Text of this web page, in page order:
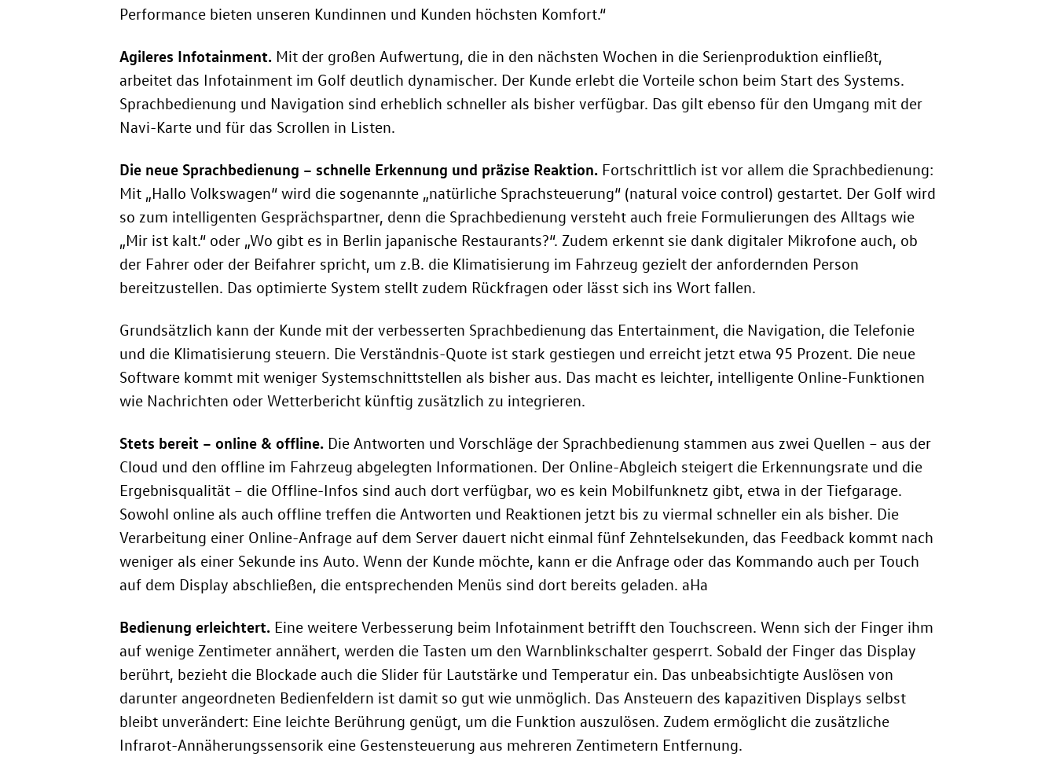
Performance bieten unseren Kundinnen und Kunden höchsten Komfort.“
Agileres Infotainment. Mit der großen Aufwertung, die in den nächsten Wochen in die Serienproduktion einfließt,
arbeitet das Infotainment im Golf deutlich dynamischer. Der Kunde erlebt die Vorteile schon beim Start des Systems.
Sprachbedienung und Navigation sind erheblich schneller als bisher verfügbar. Das gilt ebenso für den Umgang mit der
Navi-Karte und für das Scrollen in Listen.
Die neue Sprachbedienung – schnelle Erkennung und präzise Reaktion. Fortschrittlich ist vor allem die Sprachbedienung:
Mit „Hallo Volkswagen“ wird die sogenannte „natürliche Sprachsteuerung“ (natural voice control) gestartet. Der Golf wird
so zum intelligenten Gesprächspartner, denn die Sprachbedienung versteht auch freie Formulierungen des Alltags wie
„Mir ist kalt.“ oder „Wo gibt es in Berlin japanische Restaurants?“. Zudem erkennt sie dank digitaler Mikrofone auch, ob
der Fahrer oder der Beifahrer spricht, um z.B. die Klimatisierung im Fahrzeug gezielt der anfordernden Person
bereitzustellen. Das optimierte System stellt zudem Rückfragen oder lässt sich ins Wort fallen.
Grundsätzlich kann der Kunde mit der verbesserten Sprachbedienung das Entertainment, die Navigation, die Telefonie
und die Klimatisierung steuern. Die Verständnis-Quote ist stark gestiegen und erreicht jetzt etwa 95 Prozent. Die neue
Software kommt mit weniger Systemschnittstellen als bisher aus. Das macht es leichter, intelligente Online-Funktionen
wie Nachrichten oder Wetterbericht künftig zusätzlich zu integrieren.
Stets bereit – online & offline. Die Antworten und Vorschläge der Sprachbedienung stammen aus zwei Quellen – aus der
Cloud und den offline im Fahrzeug abgelegten Informationen. Der Online-Abgleich steigert die Erkennungsrate und die
Ergebnisqualität – die Offline-Infos sind auch dort verfügbar, wo es kein Mobilfunknetz gibt, etwa in der Tiefgarage.
Sowohl online als auch offline treffen die Antworten und Reaktionen jetzt bis zu viermal schneller ein als bisher. Die
Verarbeitung einer Online-Anfrage auf dem Server dauert nicht einmal fünf Zehntelsekunden, das Feedback kommt nach
weniger als einer Sekunde ins Auto. Wenn der Kunde möchte, kann er die Anfrage oder das Kommando auch per Touch
auf dem Display abschließen, die entsprechenden Menüs sind dort bereits geladen. aHa
Bedienung erleichtert. Eine weitere Verbesserung beim Infotainment betrifft den Touchscreen. Wenn sich der Finger ihm
auf wenige Zentimeter annähert, werden die Tasten um den Warnblinkschalter gesperrt. Sobald der Finger das Display
berührt, bezieht die Blockade auch die Slider für Lautstärke und Temperatur ein. Das unbeabsichtigte Auslösen von
darunter angeordneten Bedienfeldern ist damit so gut wie unmöglich. Das Ansteuern des kapazitiven Displays selbst
bleibt unverändert: Eine leichte Berührung genügt, um die Funktion auszulösen. Zudem ermöglicht die zusätzliche
Infrarot-Annäherungssensorik eine Gestensteuerung aus mehreren Zentimetern Entfernung.